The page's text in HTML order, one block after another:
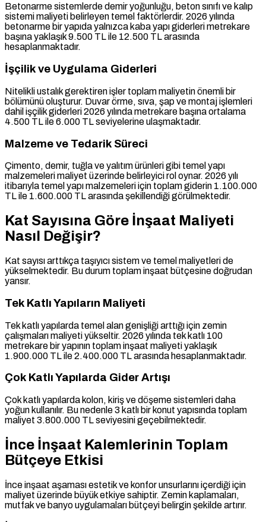
Betonarme sistemlerde demir yoğunluğu, beton sınıfı ve kalıp
sistemi maliyeti belirleyen temel faktörlerdir. 2026 yılında
betonarme bir yapıda yalnızca kaba yapı giderleri metrekare
başına yaklaşık 9.500 TL ile 12.500 TL arasında
hesaplanmaktadır.
İşçilik ve Uygulama Giderleri
Nitelikli ustalık gerektiren işler toplam maliyetin önemli bir
bölümünü oluşturur. Duvar örme, sıva, şap ve montaj işlemleri
dahil işçilik giderleri 2026 yılında metrekare başına ortalama
4.500 TL ile 6.000 TL seviyelerine ulaşmaktadır.
Malzeme ve Tedarik Süreci
Çimento, demir, tuğla ve yalıtım ürünleri gibi temel yapı
malzemeleri maliyet üzerinde belirleyici rol oynar. 2026 yılı
itibarıyla temel yapı malzemeleri için toplam giderin 1.100.000
TL ile 1.600.000 TL arasında şekillendiği görülmektedir.
Kat Sayısına Göre İnşaat Maliyeti
Nasıl Değişir?
Kat sayısı arttıkça taşıyıcı sistem ve temel maliyetleri de
yükselmektedir. Bu durum toplam inşaat bütçesine doğrudan
yansır.
Tek Katlı Yapıların Maliyeti
Tek katlı yapılarda temel alan genişliği arttığı için zemin
çalışmaları maliyeti yükseltir. 2026 yılında tek katlı 100
metrekare bir yapının toplam inşaat maliyeti yaklaşık
1.900.000 TL ile 2.400.000 TL arasında hesaplanmaktadır.
Çok Katlı Yapılarda Gider Artışı
Çok katlı yapılarda kolon, kiriş ve döşeme sistemleri daha
yoğun kullanılır. Bu nedenle 3 katlı bir konut yapısında toplam
maliyet 3.800.000 TL seviyesini geçebilmektedir.
İnce İnşaat Kalemlerinin Toplam
Bütçeye Etkisi
İnce inşaat aşaması estetik ve konfor unsurlarını içerdiği için
maliyet üzerinde büyük etkiye sahiptir. Zemin kaplamaları,
mutfak ve banyo uygulamaları bütçeyi belirgin şekilde artırır.